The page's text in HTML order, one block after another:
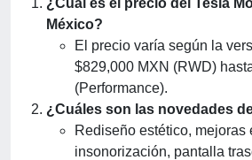
¿Cuál es el precio del Tesla
México?
El precio varía según la
$829,000 MXN (RWD)
(Performance).
¿Cuáles son las novedades
Rediseño estético, mejoras
insonorización, pantalla